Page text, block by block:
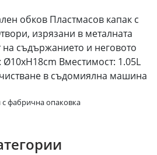
обков Пластмасов капак с
изрязани в металната
съдържанието и неговото
Вместимост: 1.05L
в съдомиялна машина
фабрична опаковка